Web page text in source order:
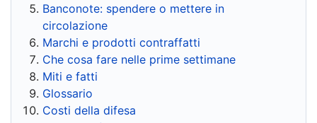
Banconote: spendere o mettere in
circolazione
Marchi e prodotti contraffatti
Che cosa fare nelle prime settimane
Miti e fatti
Glossario
Costi della difesa